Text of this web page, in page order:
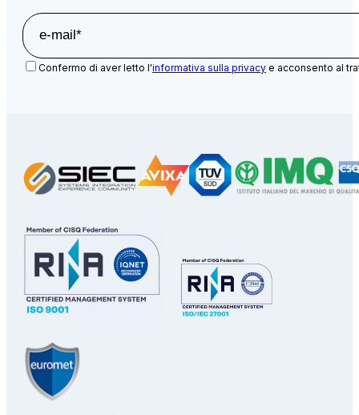
Confermo di aver letto l'informativa sulla privacy e acconsento al